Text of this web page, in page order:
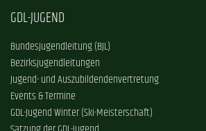
GDL-JUGEND
Bundesjugendleitung (BJL)
Bezirksjugendleitungen
Jugend- und Auszubildendenvertretung
Events & Termine
GDL-Jugend Winter (Ski-Meisterschaft)